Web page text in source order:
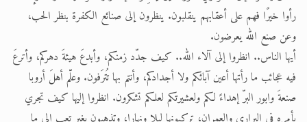
رأوا خيرًا فهم على أعقابهم ينقلبون. ينظرون إلى صنائع الكفرة بنظر الحب،
وعن صنع الله يعرضون.
أيها الناس.. انظروا إلى آلاء الله.. كيف جدّد زمنكم، وأبدعَ هيئةَ دهركم، وأترعَ
فيه عجائب ما رأتها أعين آبائكم ولا أجدادكم، وأنتم بها تُترَفون. وعلّم أهلَ أروبا
صنعةَ وابور البرّ إهداءً لكم ولعشيرتكم لعلكم تشكرون. انظروا إليها كيف تجري